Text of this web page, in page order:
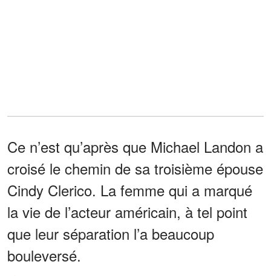
Ce n’est qu’après que Michael Landon a
croisé le chemin de sa troisième épouse
Cindy Clerico. La femme qui a marqué
la vie de l’acteur américain, à tel point
que leur séparation l’a beaucoup
bouleversé.